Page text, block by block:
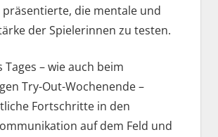
präsentierte, die mentale und
der Spielerinnen zu testen.
Tages – wie auch beim
Try-Out-Wochenende –
Fortschritte in den
auf dem Feld und